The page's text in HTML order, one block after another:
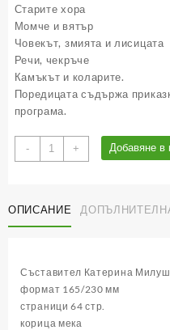
Старите хора
Момче и вятър
Човекът, змията и лисицата
Речи, чекръче
Камъкът и коларите.
Поредицата съдържа
програма.
-
количество
за
-
Български
(с
лично
обръщение)
+ Добавяне в
ОПИСАНИЕ
Съставител Катерина
формат 165/230 мм
страници 64 стр.
корица мека